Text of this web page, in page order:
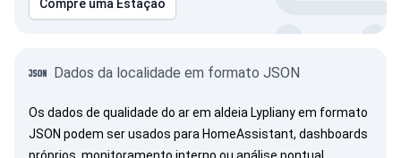
Compre uma Estação
Dados da localidade em formato JSON
Os dados de qualidade do ar em aldeia Lypliany em formato
JSON podem ser usados para HomeAssistant, dashboards